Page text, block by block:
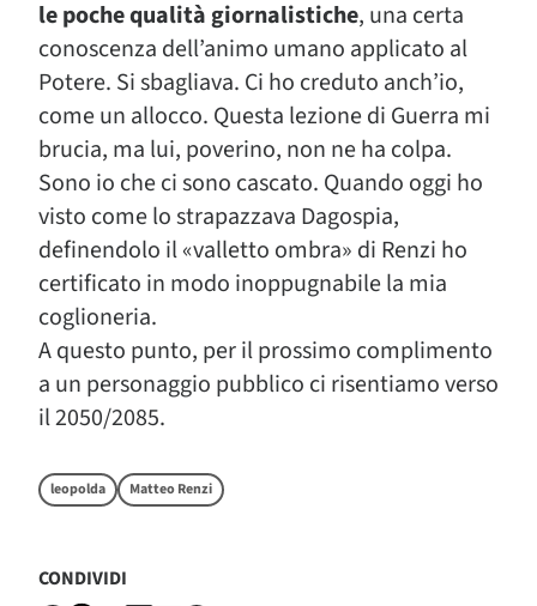
le poche qualità giornalistiche, una certa
conoscenza dell’animo umano applicato al
Potere. Si sbagliava. Ci ho creduto anch’io,
come un allocco. Questa lezione di Guerra mi
brucia, ma lui, poverino, non ne ha colpa.
Sono io che ci sono cascato. Quando oggi ho
visto come lo strapazzava Dagospia,
definendolo il «valletto ombra» di Renzi ho
certificato in modo inoppugnabile la mia
coglioneria.
A questo punto, per il prossimo complimento
a un personaggio pubblico ci risentiamo verso
il 2050/2085.
leopolda Matteo Renzi
CONDIVIDI